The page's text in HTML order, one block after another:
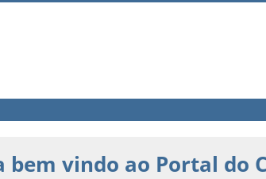
bem vindo ao Portal do